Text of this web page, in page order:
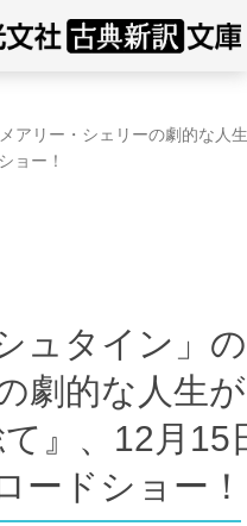
アリー・シェリーの劇的な
ョー！
ュタイン」
劇的な人生
て』、12月
ードショー！